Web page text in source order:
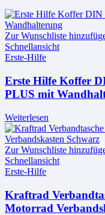
Zur Wunschliste
Schnellansicht
Erste-Hilfe
Erste Hilfe Koffer
PLUS mit
Weiterlesen
Zur Wunschliste
Schnellansicht
Erste-Hilfe
Kraftrad
Motorrad